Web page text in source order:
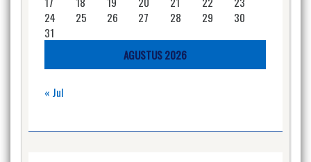
AGUSTUS 2026
24
25 26 27 28 29
30
31
« Jul